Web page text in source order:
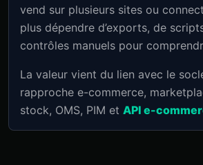
vend sur plusieurs sites ou
plus dépendre d’exports, de
contrôles manuels pour
La valeur vient du lien avec le
rapproche e-commerce,
stock, OMS, PIM et API e-